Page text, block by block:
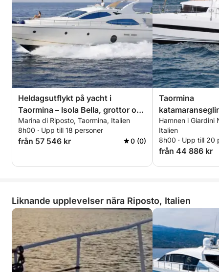
Heldagsutflykt på yacht i
Taormina – Isola Bella, grottor och
vikar
Marina di Riposto, Taormina, Italien
8h00 · Upp till 18 personer
från 57 546 kr 0 (0)
Taormina
Hamnen i Giardini
Italien
8h00 · Upp till 20
från 44 886 kr
Liknande upplevelser nära Riposto, Italien